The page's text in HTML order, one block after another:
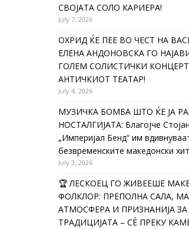
СВОЈАТА СОЛО КАРИЕРА!
July 7, 2026
ОХРИД ЌЕ ПЕЕ ВО ЧЕСТ НА
ЕЛЕНА АНДОНОВСКА ГО
ГОЛЕМ СОЛИСТИЧКИ
АНТИЧКИОТ ТЕАТАР!
July 4, 2026
МУЗИЧКА БОМБА ШТО ЌЕ ЈА
НОСТАЛГИЈАТА: Благојче
„Империјал Бенд“ им
безвременските македонски
July 3, 2026
🏆 ЛЕСКОЕЦ ГО ЖИВЕЕШЕ
ФОЛКЛОР: ПРЕПОЛНА САЛА,
АТМОСФЕРА И ПРИЗНАНИЈА
ТРАДИЦИЈАТА – СÈ ПРЕКУ